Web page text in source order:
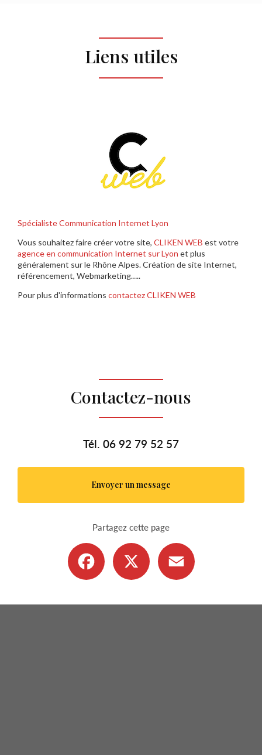
Liens utiles
Spécialiste Communication Internet Lyon
Vous souhaitez faire créer votre site, CLIKEN WEB est votre
agence en communication Internet sur Lyon et plus
généralement sur le Rhône Alpes. Création de site Internet,
référencement, Webmarketing…..
Pour plus d'informations contactez CLIKEN WEB
Contactez-nous
Tél. 06 92 79 52 57
Envoyer un message
Partagez cette page
Facebook